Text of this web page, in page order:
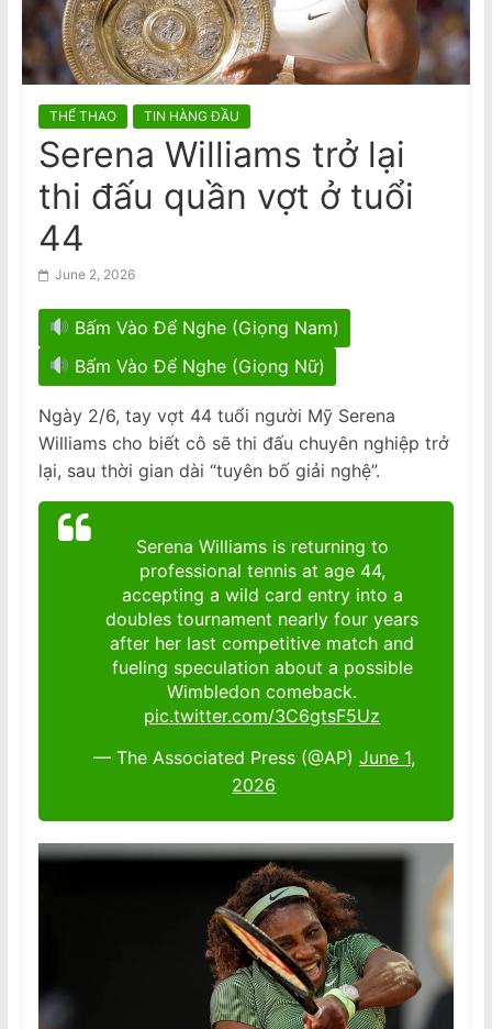
a
m
s
e
N
s
p
a
p
e
r
visitors
Nhiều VĐV ‘bốc hơi’ sau khi tham dự
Đại hội Thể thao lớn thứ 3 thế giới
THỂ THAO TIN HÀNG ĐẦU
Serena Williams trở lại
thi đấu quần vợt ở tuổi
44
June 2, 2026
Bấm Vào Để Nghe (Giọng Nam)
Bấm Vào Để Nghe (Giọng Nữ)
Ngày 2/6, tay vợt 44 tuổi người Mỹ Serena
Williams cho biết cô sẽ thi đấu chuyên nghiệp trở
lại, sau thời gian dài “tuyên bố giải nghệ”.
Serena Williams is returning to
professional tennis at age 44,
accepting a wild card entry into a
doubles tournament nearly four years
after her last competitive match and
fueling speculation about a possible
Wimbledon comeback.
pic.twitter.com/3C6gtsF5Uz
— The Associated Press (@AP) June 1,
2026